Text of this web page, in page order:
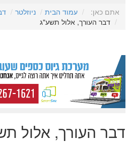
אתם כאן: עמוד הבית ניוזלטר
דבר העורך, אלול תשע"ג
דבר העורך, אלול